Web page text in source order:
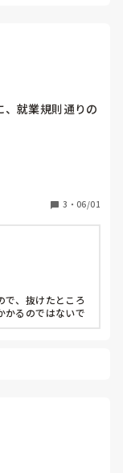
就業規則通りの
に退職となりま
3 ・ 06/01
で、抜けたところ
かるのではないで
だったりの役職
; )